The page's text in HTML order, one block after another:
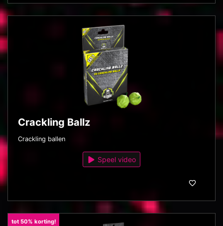
Crackling Ballz
Crackling ballen
Speel video
tot 50% korting!